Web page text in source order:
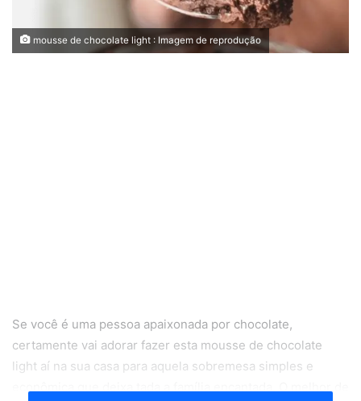
mousse de chocolate light : Imagem de reprodução
Se você é uma pessoa apaixonada por chocolate,
certamente vai adorar fazer esta mousse de chocolate
light aí na sua casa para aquela sobremesa simples e